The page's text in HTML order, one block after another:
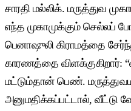
சாரதி மல்லிக். மருத்துவ
எந்த முகாமுக்கும் செல்லப்
பெனாஷுலி கிராமத்தை
காரணத்தை விளக்குகிறார்:
மட்டும்தான் பெண்.
அனுமதிக்கப்பட்டால், வீட்டு